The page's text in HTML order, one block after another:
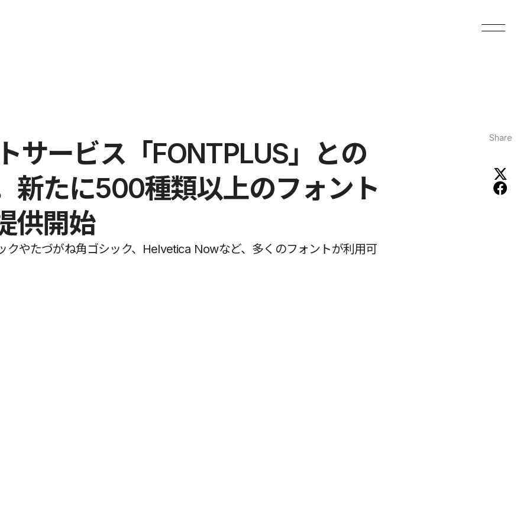
サービス「FONTPLUS」との
新たに500種類以上のフォント
供開始
クやたづがね角ゴシック、Helvetica Nowなど、多くのフォントが利用可
Share